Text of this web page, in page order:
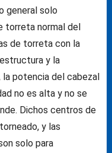
general solo
torreta normal del
de torreta con la
y la
potencia del cabezal
no es alta y no se
Dichos centros de
y las
solo para